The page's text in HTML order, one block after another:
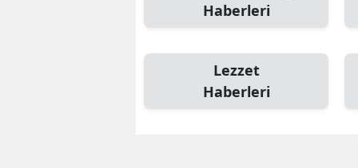
Haberleri
Lezzet
Haberleri